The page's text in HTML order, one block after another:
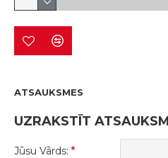
ATSAUKSMES
UZRAKSTĪT
Jūsu Vārds: